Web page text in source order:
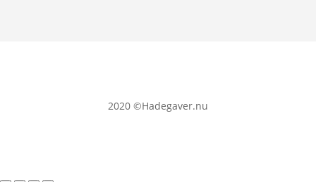
2020 ©Hadegaver.nu